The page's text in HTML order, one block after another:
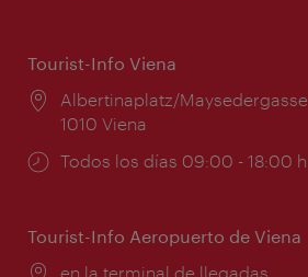
Tourist-Info Viena
Lugar:
Albertinaplatz/Maysedergasse
1010 Viena
Horarios
Todos los días 09:00 - 18:00 h
Tourist-Info Aeropuerto de Viena
Lugar:
en la terminal de llegadas